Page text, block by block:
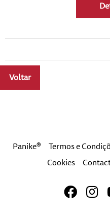
Voltar
Panike® Termos e
Cookies